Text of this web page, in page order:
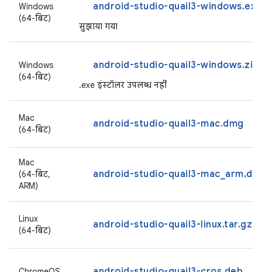
Windows
(64-बिट)
android-studio-quail3-windows.exe
सुझाया गया
Windows
(64-बिट)
android-studio-quail3-windows.zip
.exe इंस्टॉलर उपलब्ध नहीं
Mac
(64-बिट)
android-studio-quail3-mac.dmg
Mac
(64-बिट,
ARM)
android-studio-quail3-
Linux
(64-बिट)
android-studio-quail3-linux.tar.gz